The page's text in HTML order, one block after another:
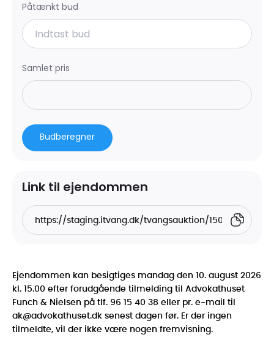
TEST
Samtykke
Denne hjemmeside bruger cookies
Vi bruger cookies til at tilpasse vores indhold og
annoncer, til at vise dig funktioner til sociale medier og til
at analysere vores trafik. Vi deler også oplysninger om
din brug af vores hjemmeside med vores partnere inden
data med andre oplysninger, du har givet dem, eller som
de har indsamlet fra din brug af deres tjenester.
Du kan læse vores persondatapolitikher.
Samtykkevalg
Påtænkt bud
Samlet pris
Budberegner
Link til ejendommen
Ejendommen kan besigtiges mandag den 10. august 2026
kl. 15.00 efter forudgående tilmelding til Advokathuset
Funch & Nielsen på tlf. 96 15 40 38 eller pr. e-mail til
ak@advokathuset.dk senest dagen før. Er der ingen
tilmeldte, vil der ikke være nogen fremvisning.